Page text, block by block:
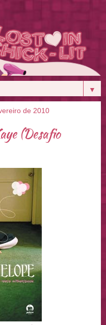
▼
de 2010
(Desafio